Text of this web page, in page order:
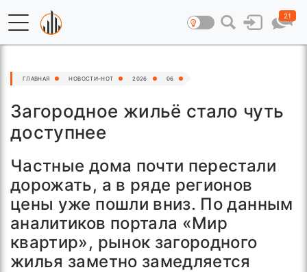
21
ГЛАВНАЯ НОВОСТИ–HOT 2026 06
Загородное жильё стало чуть
доступнее
Частные дома почти перестали
дорожать, а в ряде регионов
цены уже пошли вниз. По данным
аналитиков портала «Мир
квартир», рынок загородного
жилья заметно замедляется